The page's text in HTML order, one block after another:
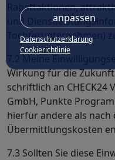
anpassen
Datenschutzerklärung
Cookierichtlinie
Rabattaktionen,
und
Tochterunternehmen)
Wirkung für die
schriftlich an
GmbH, Punkte
hierfür andere als nach
Übermittlungskosten
7.3 Sollten Sie diese